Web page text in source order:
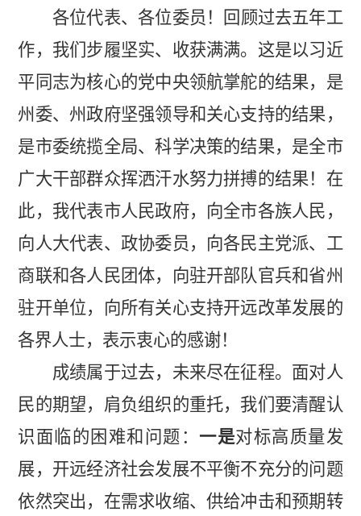
各位代表、各位委员！
回顾过去五年工
作，我们步履坚实、收获满满。这是以习近
平同志为核心的党中央领航掌舵的结果，是
州委、州政府坚强领导和关心支持的结果，
是市委统揽全局、科学决策的结果，是全市
广大干部群众挥洒汗水努力拼搏的结果！在
此，我代表市人民政府，向全市各族人民，
向人大代表、政协委员，向各民主党派、工
商联和各人民团体，向驻开部队官兵和省州
驻开单位，向所有关心支持开远改革发展的
各界人士，表示衷心的感谢！
成绩属于过去，未来尽在征程。面对人
民的期望，肩负组织的重托，我们要清醒认
识面临的困难和问题： 一是对标高质量发
展，开远经济社会发展不平衡不充分的问题
依然突出，在需求收缩、供给冲击和预期转